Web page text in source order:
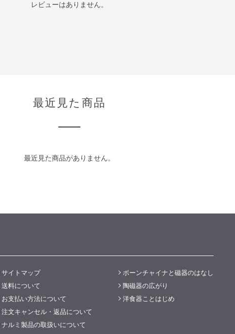
レビューはありません。
最近見た商品
最近見た商品がありません。
サイトマップ
送料について
お支払い方法について
注文キャンセル・返品について
ナルミ製品の取扱いについて
ボーンチャイナと磁器のはなし
陶磁器の広がり
洋食器ことはじめ